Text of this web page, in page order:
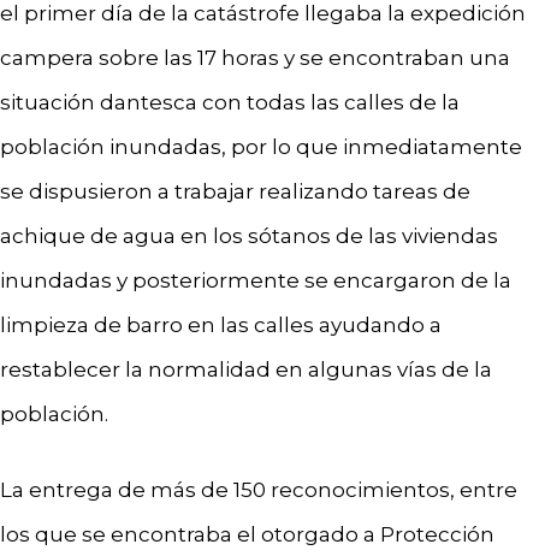
el primer día de la catástrofe llegaba la expedición
campera sobre las 17 horas y se encontraban una
situación dantesca con todas las calles de la
población inundadas, por lo que inmediatamente
se dispusieron a trabajar realizando tareas de
achique de agua en los sótanos de las viviendas
inundadas y posteriormente se encargaron de la
limpieza de barro en las calles ayudando a
restablecer la normalidad en algunas vías de la
población.
La entrega de más de 150 reconocimientos, entre
los que se encontraba el otorgado a Protección